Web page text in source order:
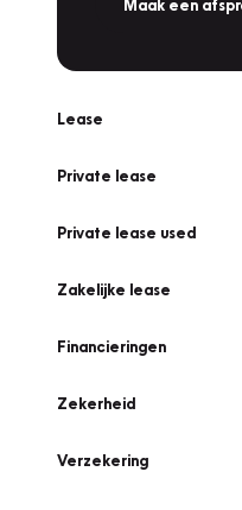
Maak een
Lease
Private lease
Private lease used
Zakelijke lease
Financieringen
Zekerheid
Verzekering